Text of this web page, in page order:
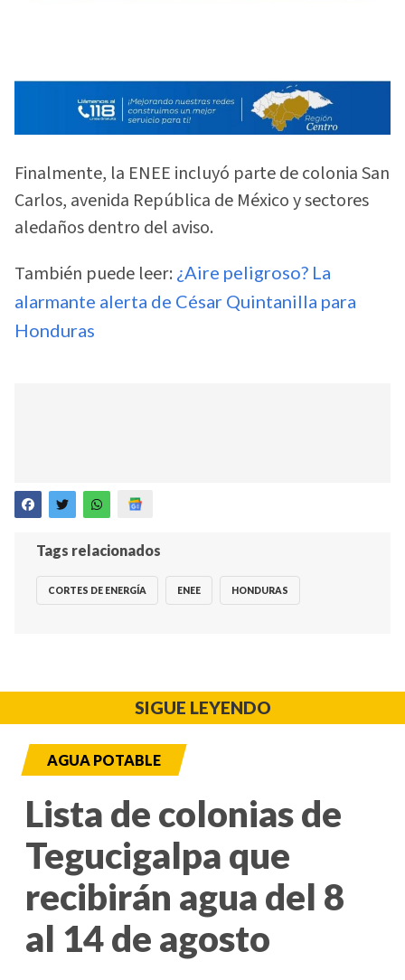
Finalmente, la ENEE incluyó parte de colonia San
Carlos, avenida República de México y sectores
aledaños dentro del aviso.
También puede leer: ¿Aire peligroso? La
alarmante alerta de César Quintanilla para
Honduras
Tags relacionados
CORTES DE ENERGÍA ENEE HONDURAS
SIGUE LEYENDO
AGUA POTABLE
Lista de colonias de
Tegucigalpa que
recibirán agua del 8
al 14 de agosto